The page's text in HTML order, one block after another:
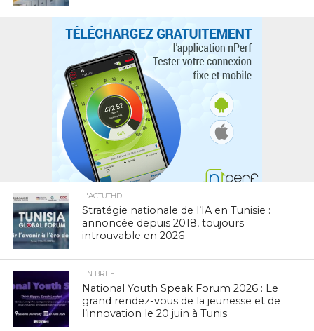
L'ACTUTHD
Stratégie nationale de l’IA en Tunisie :
annoncée depuis 2018, toujours
introuvable en 2026
EN BREF
National Youth Speak Forum 2026 : Le
grand rendez-vous de la jeunesse et de
l’innovation le 20 juin à Tunis